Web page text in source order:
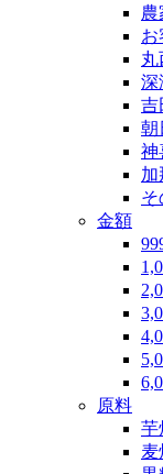
農
お
丸
深
吉
朝
神
加
金額
原料
芋
麦